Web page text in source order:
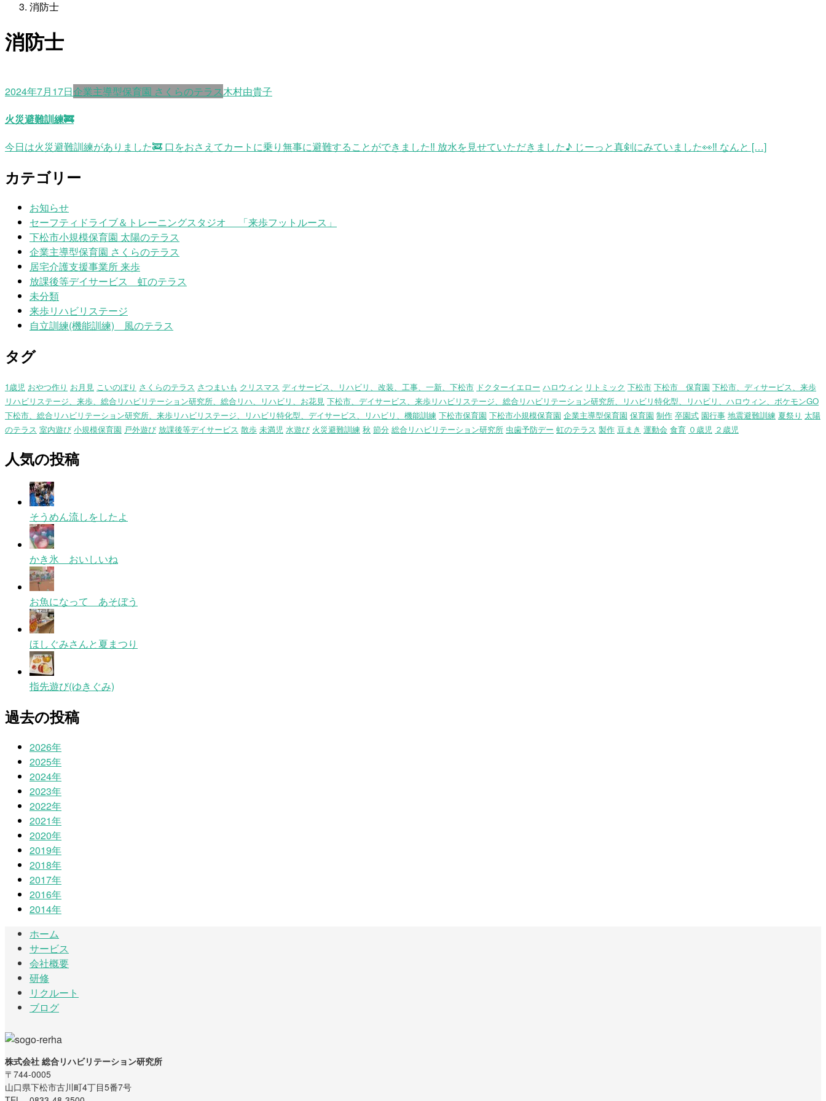
消防士
消防士
2024年7月17日企業主導型保育園 さくらのテラス木村由貴子
火災避難訓練🚒
今日は火災避難訓練がありました🚒 口をおさえてカートに乗り無事に避難することができました‼ 放水を見せていただきました♪ じーっと真剣にみていました👀‼ なんと […]
カテゴリー
お知らせ
セーフティドライブ＆トレーニングスタジオ 「来歩フットルース」
下松市小規模保育園 太陽のテラス
企業主導型保育園 さくらのテラス
居宅介護支援事業所 来歩
放課後等デイサービス 虹のテラス
未分類
来歩リハビリステージ
自立訓練(機能訓練) 風のテラス
タグ
1歳児 おやつ作り お月見 こいのぼり さくらのテラス さつまいも クリスマス ディサービス、リハビリ、改装、工事、一新、下松市 ドクターイエロー ハロウィン リトミック 下松市 下松市 保育園 下松市、ディサービス、来歩
リハビリステージ、来歩、総合リハビリテーション研究所、総合リハ、リハビリ、お花見 下松市、デイサービス、来歩リハビリステージ、総合リハビリテーション研究所、リハビリ特化型、リハビリ、ハロウィン、ポケモンGO
下松市、総合リハビリテーション研究所、来歩リハビリステージ、リハビリ特化型、デイサービス、リハビリ、機能訓練 下松市保育園 下松市小規模保育園 企業主導型保育園 保育園 制作 卒園式 園行事 地震避難訓練 夏祭り 太陽
のテラス 室内遊び 小規模保育園 戸外遊び 放課後等デイサービス 散歩 未満児 水遊び 火災避難訓練 秋 節分 総合リハビリテーション研究所 虫歯予防デー 虹のテラス 製作 豆まき 運動会 食育 ０歳児 ２歳児
人気の投稿
そうめん流しをしたよ
かき氷 おいしいね
お魚になって あそぼう
ほしぐみさんと夏まつり
指先遊び(ゆきぐみ)
過去の投稿
2026年
2025年
2024年
2023年
2022年
2021年
2020年
2019年
2018年
2017年
2016年
2014年
ホーム
サービス
会社概要
研修
リクルート
ブログ
株式会社 総合リハビリテーション研究所
〒744-0005
山口県下松市古川町4丁目5番7号